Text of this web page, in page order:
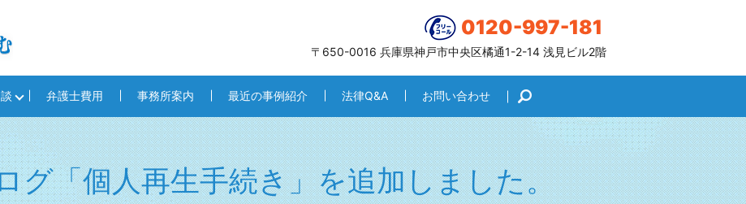
0120-997-181
〒650-0016 兵庫県神戸市中央区橘通1-2-14 浅見ビル2階
弁護士費用 事務所案内 最近の事例紹介 法律Q&A お問い合わせ search
グ「個人再生手続き」を追加しました。